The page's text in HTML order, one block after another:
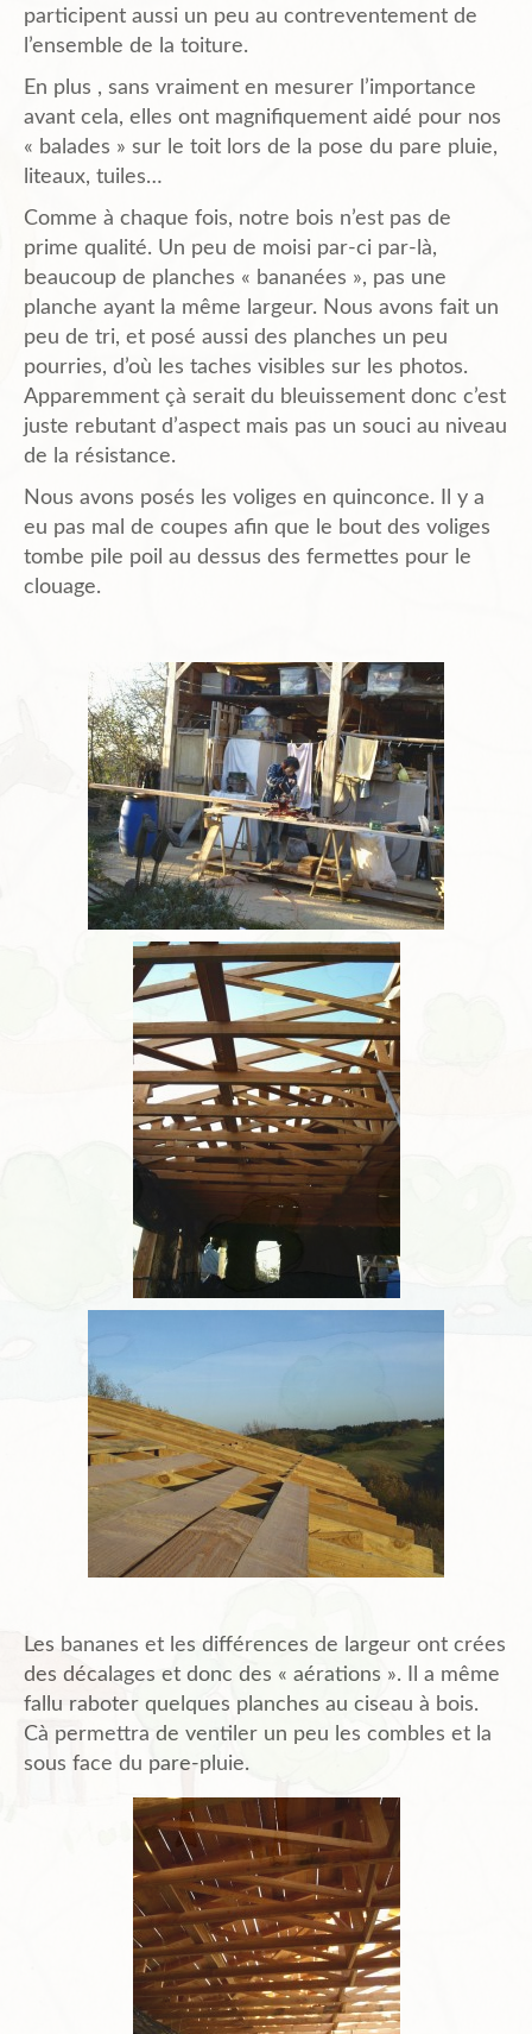
Biblio.
Contact
participent aussi un peu au contreventement de
l’ensemble de la toiture.
En plus , sans vraiment en mesurer l’importance
avant cela, elles ont magnifiquement aidé pour nos
« balades » sur le toit lors de la pose du pare pluie,
liteaux, tuiles…
Comme à chaque fois, notre bois n’est pas de
prime qualité. Un peu de moisi par-ci par-là,
beaucoup de planches « bananées », pas une
planche ayant la même largeur. Nous avons fait un
peu de tri, et posé aussi des planches un peu
pourries, d’où les taches visibles sur les photos.
Apparemment çà serait du bleuissement donc c’est
juste rebutant d’aspect mais pas un souci au niveau
de la résistance.
Nous avons posés les voliges en quinconce. Il y a
eu pas mal de coupes afin que le bout des voliges
tombe pile poil au dessus des fermettes pour le
clouage.
Les bananes et les différences de largeur ont crées
des décalages et donc des « aérations ». Il a même
fallu raboter quelques planches au ciseau à bois.
Cà permettra de ventiler un peu les combles et la
sous face du pare-pluie.